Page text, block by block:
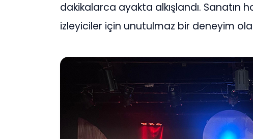
dakikalarca ayakta alkışlandı. Sanatın
izleyiciler için unutulmaz bir deneyim